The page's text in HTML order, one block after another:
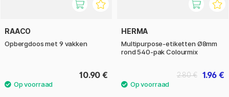
RAACO
Opbergdoos met 9 vakken
10.90 €
HERMA
Multipurpose-etiketten Ø8mm
rond 540-pak Colourmix
1.96 €
2.80 €